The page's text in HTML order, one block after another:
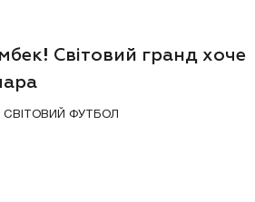
Світовий гранд хоче
| СВІТОВИЙ ФУТБОЛ